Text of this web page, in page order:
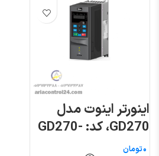
اینورتر اینوت مدل
GD270، کد: GD270-
004-4
تومان